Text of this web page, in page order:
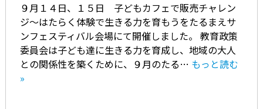
９月１４日、１５日 子どもカフェで販売チャレン
ジ～はたらく体験で生きる力を育もうをたるまえサ
ンフェスティバル会場にて開催しました。 教育政策
委員会は子ども達に生きる力を育成し、地域の大人
との関係性を築くために、９月のたる… もっと読む
»